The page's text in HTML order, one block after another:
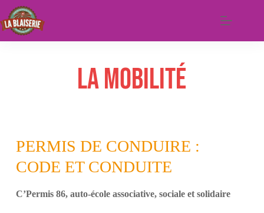
LA MOBILITÉ
PERMIS DE CONDUIRE :
CODE ET CONDUITE
C’Permis 86, auto-école associative, sociale et solidaire